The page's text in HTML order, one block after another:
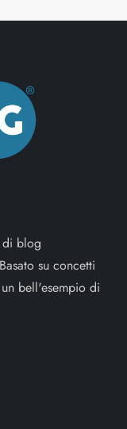
di blog
su concetti
bell'esempio di